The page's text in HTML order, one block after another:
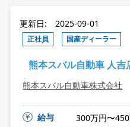
更新日: 2025-09-01
正社員 国産ディーラー
熊本スバル自動車 人吉
熊本スバル自動車株式会社
給与
300万円〜